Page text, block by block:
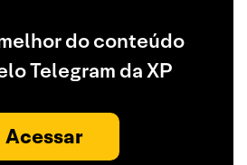
do conteúdo
Telegram da XP
Acessar